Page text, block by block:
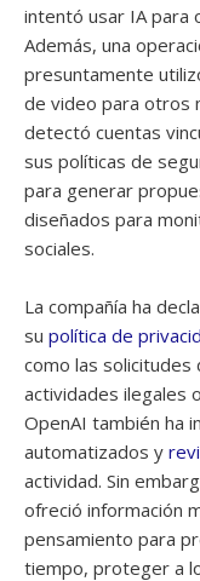
intentó usar IA para
Además, una
presuntamente
de video para otros
detectó cuentas
sus políticas de
para generar
diseñados para
sociales.
La compañía ha
su política de
como las solicitudes
actividades ilegales
OpenAI también ha
automatizados y
actividad. Sin
ofreció información
pensamiento para
tiempo, proteger a